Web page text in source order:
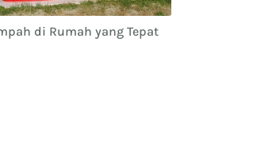
di Rumah yang Tepat